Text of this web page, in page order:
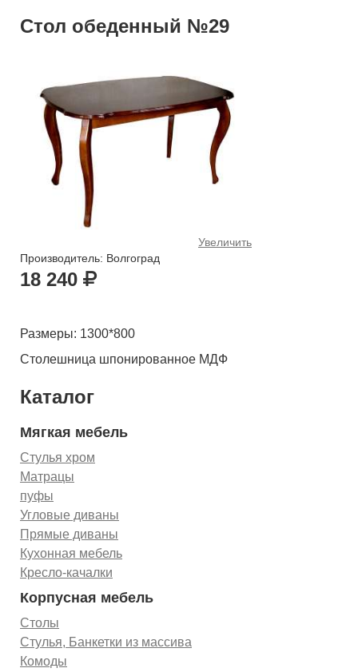
Стол обеденный №29
Увеличить
Производитель: Волгоград
18 240
Размеры: 1300*800
Столешница шпонированное МДФ
Каталог
Мягкая мебель
Стулья хром
Матрацы
пуфы
Угловые диваны
Прямые диваны
Кухонная мебель
Кресло-качалки
Корпусная мебель
Столы
Стулья, Банкетки из массива
Комоды